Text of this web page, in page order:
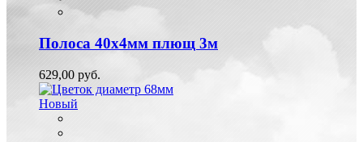
Полоса 40х4мм плющ 3м
629,00 руб.
Новый